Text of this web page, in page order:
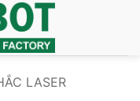
LASER